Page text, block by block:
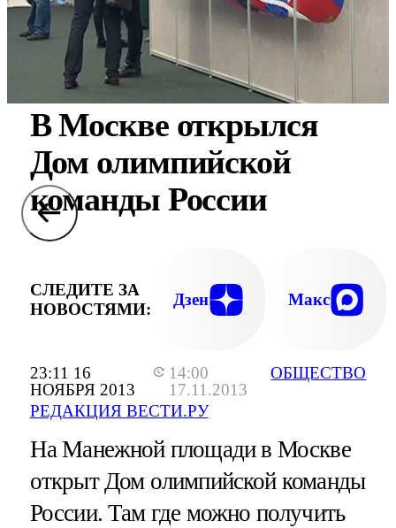
23:11 16
НОЯБРЯ 2013
14:00
17.11.2013
РЕДАКЦИЯ ВЕСТИ.РУ
ОБЩЕСТВО
В Москве открылся
Дом олимпийской
команды России
СЛЕДИТЕ ЗА
НОВОСТЯМИ:
Дзен Макс
На Манежной площади в Москве
открыт Дом олимпийской команды
России. Там где можно получить